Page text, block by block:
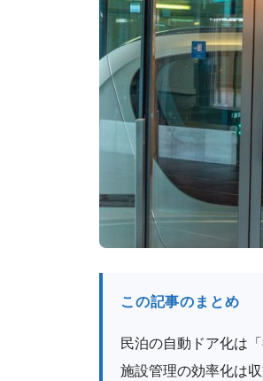
この記事のまとめ
民泊の自動ドア化は
施設管理の効率化は